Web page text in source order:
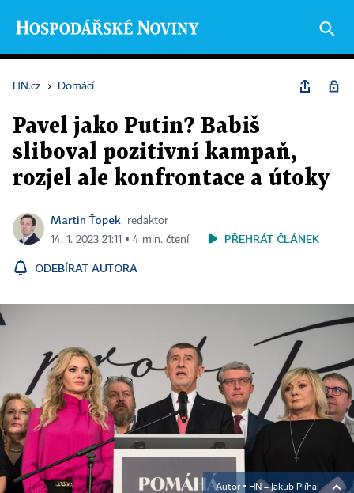
HN.cz › Domácí
Pavel jako Putin? Babiš
sliboval pozitivní kampaň,
rozjel ale konfrontace a útoky
Martin Ťopek
redaktor
14. 1. 2023 21:11 ▪ 4 min. čtení
PŘEHRÁT ČLÁNEK
ODEBÍRAT AUTORA
Autor ▪ HN – Jakub Plíhal